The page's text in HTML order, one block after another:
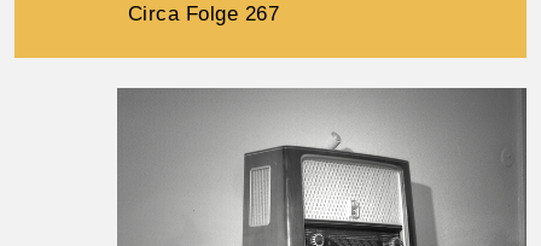
Circa Folge 267